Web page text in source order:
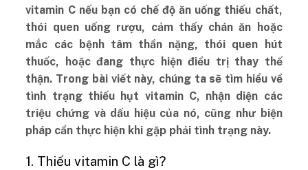
vitamin C nếu bạn có chế độ ăn uống thiếu chất,
thói quen uống rượu, cảm thấy chán ăn hoặc
mắc các bệnh tâm thần nặng, thói quen hút
thuốc, hoặc đang thực hiện điều trị thay thế
thận. Trong bài viết này, chúng ta sẽ tìm hiểu về
tình trạng thiếu hụt vitamin C, nhận diện các
triệu chứng và dấu hiệu của nó, cũng như biện
pháp cần thực hiện khi gặp phải tình trạng này.
1. Thiếu vitamin C là gì?